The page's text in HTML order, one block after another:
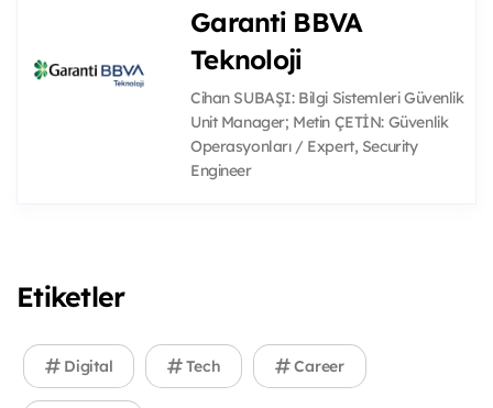
Garanti BBVA
Teknoloji
Cihan SUBAŞI: Bilgi Sistemleri Güvenlik
Unit Manager; Metin ÇETİN: Güvenlik
Operasyonları / Expert, Security
Engineer
Etiketler
Digital Tech Career